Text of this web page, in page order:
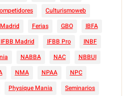
Culturismoweb
Ferias GBO
IBFA
IFBB Madrid IFBB Pro
INBF
NABBA NAC
NBBUI
NMA NPAA
NPC
Physique Mania
Seminarios